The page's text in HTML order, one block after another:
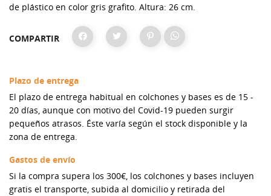
de plástico en color gris grafito. Altura: 26 cm.
COMPARTIR
Plazo de entrega
El plazo de entrega habitual en colchones y bases es de 15 -
20 días, aunque con motivo del Covid-19 pueden surgir
pequeños atrasos. Éste varía según el stock disponible y la
zona de entrega.
Gastos de envío
Si la compra supera los 300€, los colchones y bases incluyen
gratis el transporte, subida al domicilio y retirada del